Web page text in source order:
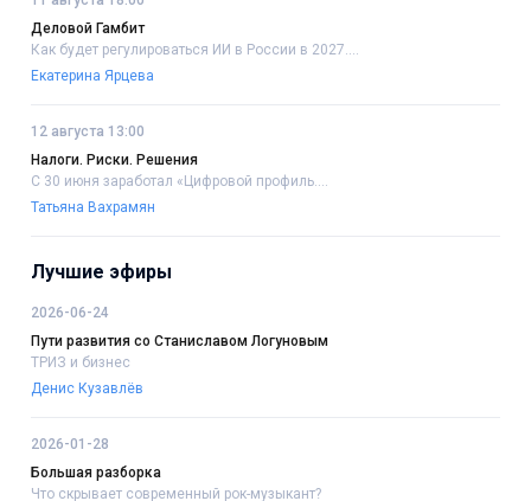
Деловой Гамбит
Как будет регулироваться ИИ в России в 2027....
Екатерина Ярцева
12 августа 13:00
Налоги. Риски. Решения
С 30 июня заработал «Цифровой профиль....
Татьяна Вахрамян
Лучшие эфиры
2026-06-24
Пути развития со Станиславом Логуновым
ТРИЗ и бизнес
Денис Кузавлёв
2026-01-28
Большая разборка
Что скрывает современный рок-музыкант?